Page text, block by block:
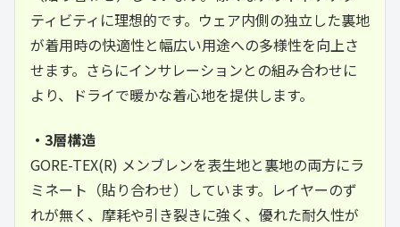
ティビティに理想的です。ウェア内側の独立した裏地
が着用時の快適性と幅広い用途への多様性を向上さ
せます。さらにインサレーションとの組み合わせに
より、ドライで暖かな着心地を提供します。
・3層構造
GORE-TEX(R) メンブレンを表生地と裏地の両方にラ
ミネート（貼り合わせ）しています。レイヤーのず
れが無く、摩耗や引き裂きに強く、優れた耐久性が